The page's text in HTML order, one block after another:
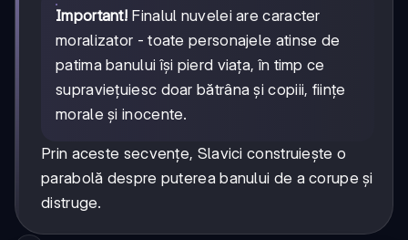
Important! Finalul nuvelei are caracter
moralizator - toate personajele atinse de
patima banului își pierd viața, în timp ce
supraviețuiesc doar bătrâna și copiii, ființe
morale și inocente.
Prin aceste secvențe, Slavici construiește o
parabolă despre puterea banului de a corupe și
distruge.